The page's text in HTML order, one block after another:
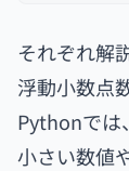
それぞれ解
浮動小数点
Pythonでは
小さい数値